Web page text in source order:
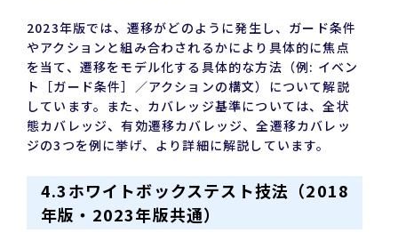
2023年版では、遷移がどのように発生し、ガード条件
やアクションと組み合わされるかにより具体的に焦点
を当て、遷移をモデル化する具体的な方法（例: イベン
ト［ガード条件］／アクションの構文）について解説
しています。また、カバレッジ基準については、全状
態カバレッジ、有効遷移カバレッジ、全遷移カバレッ
ジの3つを例に挙げ、より詳細に解説しています。
4.3ホワイトボックステスト技法（2018
年版・2023年版共通）